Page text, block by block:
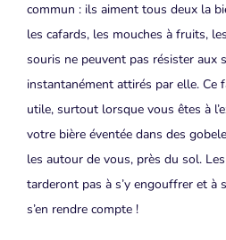
commun : ils aiment tous deux la
les cafards, les mouches à fruits,
souris ne peuvent pas résister aux
instantanément attirés par elle. Ce
utile, surtout lorsque vous êtes à
votre bière éventée dans des
les autour de vous, près du sol.
tarderont pas à s’y engouffrer et à
s’en rendre compte !